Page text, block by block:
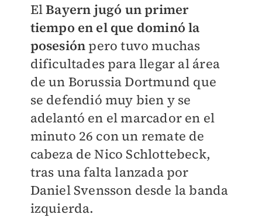
ElBayern jugó un primer
tiempo en el que dominó la
posesión pero tuvo muchas
dificultades para llegar al área
de un Borussia Dortmund que
se defendió muy bien y se
adelantó en el marcador en el
minuto 26 con un remate de
cabeza de Nico Schlottebeck,
tras una falta lanzada por
Daniel Svensson desde la banda
izquierda.